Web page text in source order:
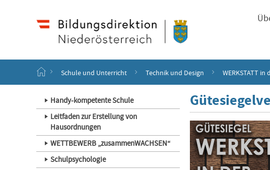
r
t
s
i
t
e
Schule und Unterricht Technik und Design WERKSTATT in
Handy-kompetente Schule
Leitfaden zur Erstellung von
Hausordnungen
WETTBEWERB „zusammenWACHSEN“
Schulpsychologie